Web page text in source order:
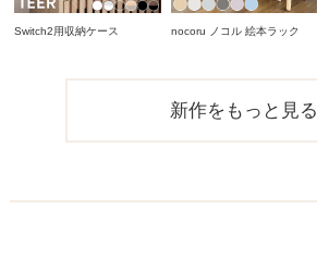
Switch2用収納ケース nocoru ノコル 絵本ラック
新作をもっと見る